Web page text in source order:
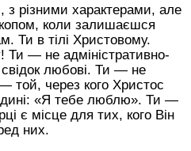
різними характерами, але
коли залишаєшся
Ти в тілі Христовому.
Ти — не адміністративно-
любові. Ти — не
той, через кого Христос
«Я тебе люблю». Ти —
є місце для тих, кого Він
них.